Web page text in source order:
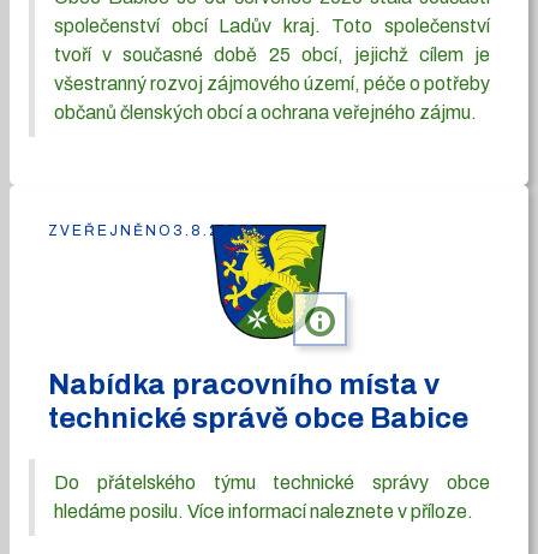
společenství obcí Ladův kraj. Toto společenství
tvoří v současné době 25 obcí, jejichž cílem je
všestranný rozvoj zájmového území, péče o potřeby
občanů členských obcí a ochrana veřejného zájmu.
info
Nabídka pracovního místa v
technické správě obce Babice
Do přátelského týmu technické správy obce
hledáme posilu. Více informací naleznete v příloze.
ZVEŘEJNĚNO 3.8.2026